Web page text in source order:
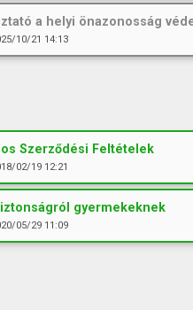
a helyi önazonosság
10/21 14:13
Szerződési Feltételek
02/19 12:21
gyermekeknek
05/29 11:09